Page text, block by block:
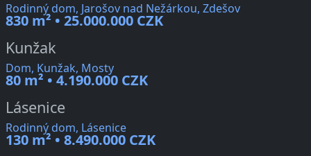
Rodinný dom, Jarošov nad Nežárkou, Zdešov
830 m² • 25.000.000 CZK
Kunžak
Dom, Kunžak, Mosty
80 m² • 4.190.000 CZK
Lásenice
Rodinný dom, Lásenice
130 m² • 8.490.000 CZK